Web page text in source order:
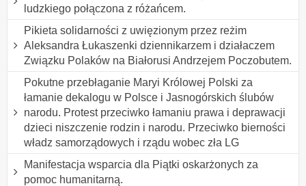
ludzkiego połączona z różańcem.
Pikieta solidarności z uwięzionym przez reżim
Aleksandra Łukaszenki dziennikarzem i działaczem
Związku Polaków na Białorusi Andrzejem Poczobutem.
Pokutne przebłaganie Maryi Królowej Polski za
łamanie dekalogu w Polsce i Jasnogórskich ślubów
narodu. Protest przeciwko łamaniu prawa i deprawacji
dzieci niszczenie rodzin i narodu. Przeciwko bierności
władz samorządowych i rządu wobec zła LG
Manifestacja wsparcia dla Piątki oskarżonych za
pomoc humanitarną.